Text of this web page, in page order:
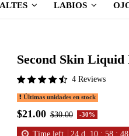
LABIOS
Second Skin Liquid
4 Reviews
Últimas unidades en stock
$21.00 $30.00 -30%
Time left 24 d. 10 :58 :47